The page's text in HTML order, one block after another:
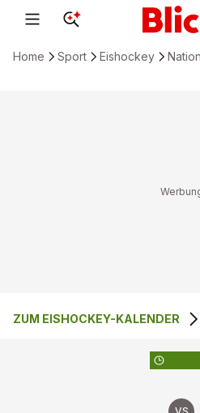
Home Sport Eishockey
ZUM EISHOCKEY-KALENDER